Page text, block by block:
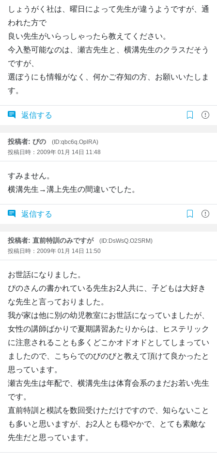
しょうがく社は、曜日によって先生が違うようですが、通
われた方で
良い先生がいらっしゃったら教えてください。
今入塾可能なのは、瀬古先生と、横溝先生のクラスだそう
ですが、
選ぼうにも情報がなく、何かご存知の方、お願いいたしま
す。
返信する
投稿者: ぴの
(ID:qbc6q.OplRA)
投稿日時：2009年 01月 14日 11:48
すみません。
横溝先生→溝上先生の間違いでした。
返信する
投稿者: 直前特訓のみですが
(ID:DsWsQ.O2SRM)
投稿日時：2009年 01月 14日 11:50
お世話になりました。
ぴのさんの書かれている先生お2人共に、子どもは大好き
な先生と言っておりました。
我が家は他に別の幼児教室にお世話になっていましたが、
女性の講師ばかりで夏期講習あたりからは、ヒステリック
に注意されることも多くどこかオドオドとしてしまってい
ましたので、こちらでのびのびと教えて頂けて良かったと
思っています。
瀬古先生は年配で、横溝先生は体育会系のまだお若い先生
です。
直前特訓と模試を数回受けただけですので、知らないこと
も多いと思いますが、お2人とも穏やかで、とても素敵な
先生だと思っています。